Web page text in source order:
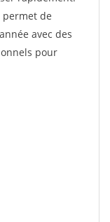
permet de
avec des
pour